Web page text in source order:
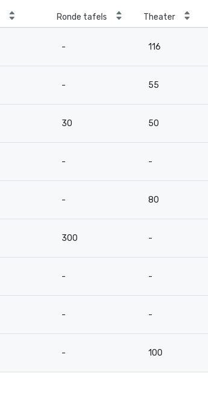
Ronde tafels Theater
- 116
- 55
30 50
- -
- 80
300 -
- -
- -
- 100